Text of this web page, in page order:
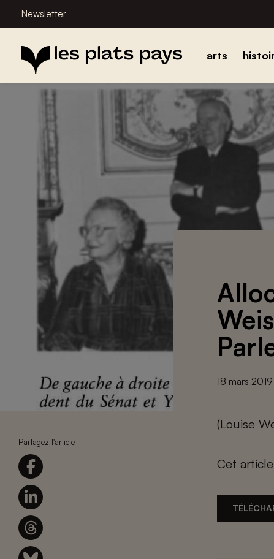
Newsletter
arts
Partagez l'article
18 mars 2019
(Louise
Cet